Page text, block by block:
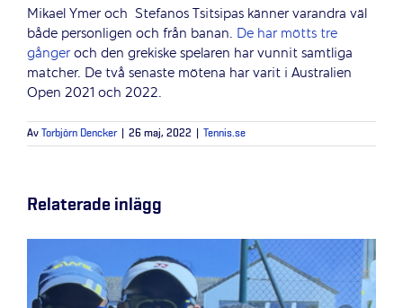
Mikael Ymer och Stefanos Tsitsipas känner varandra väl
både personligen och från banan. De har mötts tre
gångeroch den grekiske spelaren har vunnit samtliga
matcher. De två senaste mötena har varit i Australien
Open 2021 och 2022.
Av Torbjörn Dencker 26 maj, 2022 Tennis.se
Relaterade inlägg